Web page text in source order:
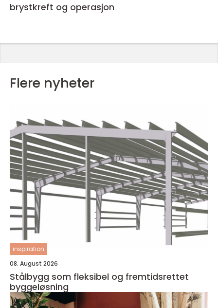
brystkreft og operasjon
Flere nyheter
inspiration
08. August 2026
Stålbygg som fleksibel og fremtidsrettet
byggeløsning